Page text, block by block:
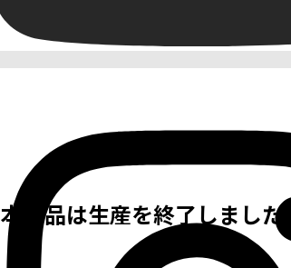
本製品は生産を終了しました。